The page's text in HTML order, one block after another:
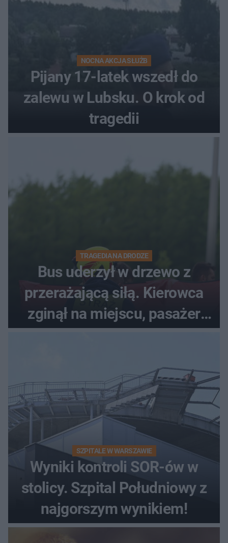
NOCNA AKCJA SŁUŻB
Pijany 17-latek wszedł do
zalewu w Lubsku. O krok od
tragedii
TRAGEDIA NA DRODZE
Bus uderzył w drzewo z
przerażającą siłą. Kierowca
zginął na miejscu, pasażer
walczy o życie
SZPITALE W WARSZAWIE
Wyniki kontroli SOR-ów w
stolicy. Szpital Południowy z
najgorszym wynikiem!